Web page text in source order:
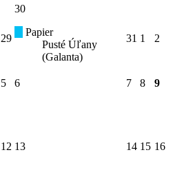
29
30
Papier
Pusté Úľany
(Galanta)
31 1 2
5 6 7 8 9
12 13 14 15 16